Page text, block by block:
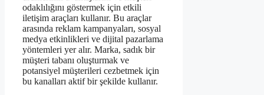
odaklılığını göstermek için etkili
iletişim araçları kullanır. Bu araçlar
arasında reklam kampanyaları, sosyal
medya etkinlikleri ve dijital pazarlama
yöntemleri yer alır. Marka, sadık bir
müşteri tabanı oluşturmak ve
potansiyel müşterileri cezbetmek için
bu kanalları aktif bir şekilde kullanır.